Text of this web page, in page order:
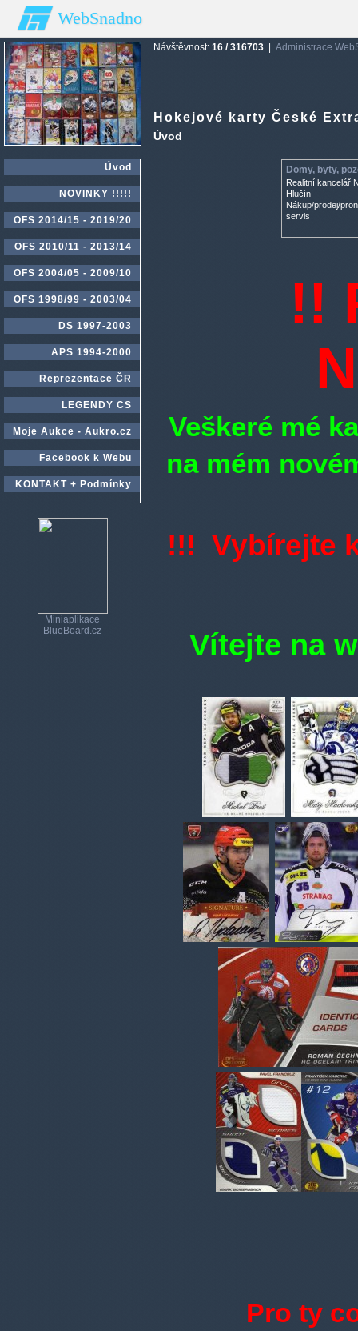
WebSnadno
Návštěvnost: 16 / 316703 Administrace
Hokejové karty České
Úvod
Úvod
NOVINKY !!!!!
OFS 2014/15 - 2019/20
OFS 2010/11 - 2013/14
OFS 2004/05 - 2009/10
OFS 1998/99 - 2003/04
DS 1997-2003
APS 1994-2000
Reprezentace ČR
LEGENDY CS
Moje Aukce - Aukro.cz
Facebook k Webu
KONTAKT + Podmínky
Miniaplikace
BlueBoard.cz
Domy, byty,
Realitní kancelář
Hlučín
Nákup/prodej/
servis
!!
Veškeré mé
na mém
!!! Vybírejte
Vítejte na
Pro ty